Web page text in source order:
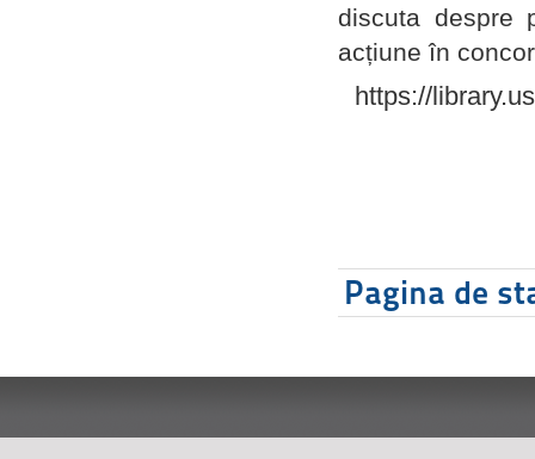
discuta despre
acțiune în
https://
Pagina de